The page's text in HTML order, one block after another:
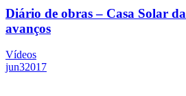
Diário de obras – Casa Solar
avanços
Vídeos
jun32017